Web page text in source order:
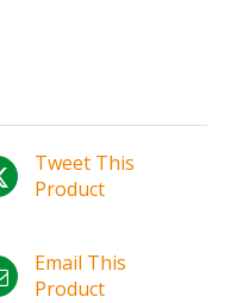
Tweet This
Product
Email This
Product